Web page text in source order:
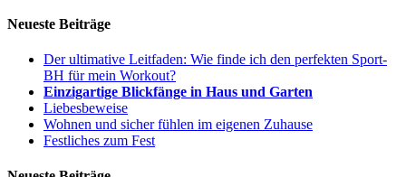
Neueste Beiträge
Der ultimative Leitfaden: Wie finde ich den perfekten Sport-
BH für mein Workout?
Einzigartige Blickfänge in Haus und Garten
Liebesbeweise
Wohnen und sicher fühlen im eigenen Zuhause
Festliches zum Fest